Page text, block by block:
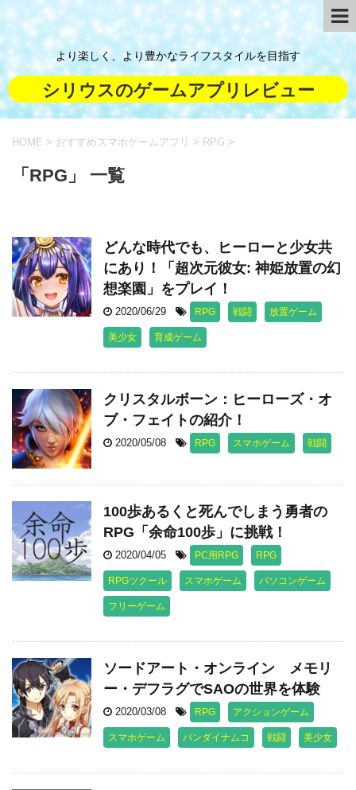
より楽しく、より豊かなライフスタイルを目指す
シリウスのゲームアプリレビュー
HOME > おすすめスマホゲームアプリ > RPG >
「RPG」 一覧
どんな時代でも、ヒーローと少女共
にあり！「超次元彼女: 神姫放置の幻
想楽園」をプレイ！
2020/06/29 RPG 戦闘 放置ゲーム
美少女 育成ゲーム
クリスタルボーン：ヒーローズ・オ
ブ・フェイトの紹介！
2020/05/08 RPG スマホゲーム 戦闘
100歩あるくと死んでしまう勇者の
RPG「余命100歩」に挑戦！
2020/04/05 PC用RPG RPG
RPGツクール スマホゲーム パソコンゲーム
フリーゲーム
ソードアート・オンライン メモリ
ー・デフラグでSAOの世界を体験
2020/03/08 RPG アクションゲーム
スマホゲーム バンダイナムコ 戦闘 美少女